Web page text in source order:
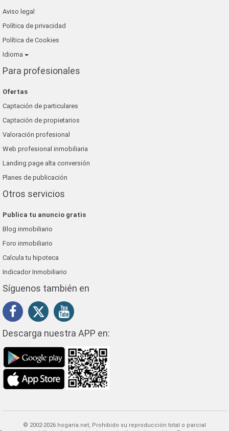
Aviso legal
Política de privacidad
Política de Cookies
Idioma
Para profesionales
Ofertas
Captación de particulares
Captación de propietarios
Valoración profesional
Web profesional inmobiliaria
Landing page alta conversión
Planes de publicación
Otros servicios
Publica tu anuncio gratis
Blog inmobiliario
Foro inmobiliario
Calcula tu hipoteca
Indicador Inmobiliario
Síguenos también en
Descarga nuestra APP en:
© 2002-2026 hogaria.net, Prohibido su reproducción total o parcial